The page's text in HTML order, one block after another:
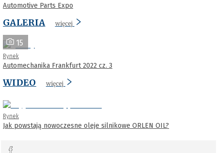
Automotive Parts Expo
GALERIA więcej
15
Rynek
Automechanika Frankfurt 2022 cz. 3
WIDEO więcej
Rynek
Jak powstają nowoczesne oleje silnikowe ORLEN OIL?